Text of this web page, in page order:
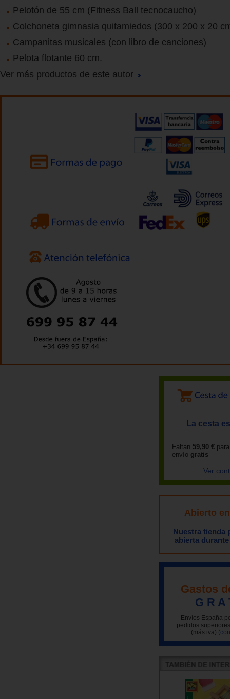
Pelotón de 55 cm (Fitness Ball tecnocaucho)
Colchoneta gimnasia quitamiedos (300 x 200 x 20
Campanitas musicales (con libro de canciones)
Pelota flotante 60 cm.
Ver más productos de este autor
La cesta
Faltan 59,90 €
envío gratis
Ver
Abierto
Nuestra tienda
abierta
Gastos
G R A
Envíos España
pedidos
(más iva)